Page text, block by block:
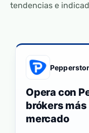
tendencias e
Opera con
brókers
mercado